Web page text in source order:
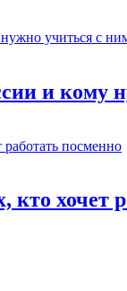
и кому
кто хочет